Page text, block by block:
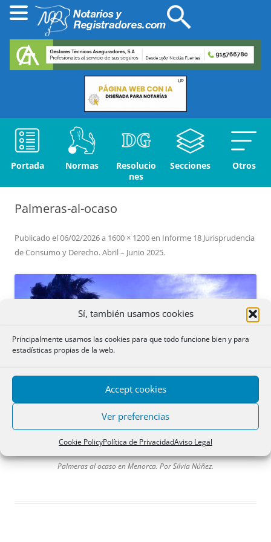
Sí, también usamos cookies
Principalmente usamos las cookies para que todo funcione bien y para
estadísticas propias de la web.
Accept cookies
Ver preferencias
Cookie PolicyPolítica de PrivacidadAviso Legal
Portada Normas
Resolucio
nes
Secciones Otros
Palmeras-al-ocaso
Publicado el06/02/2026a 1600 × 1200en Informe 18 Jurisprudencia
de Consumo y Derecho. Abril – Junio 2025.
Palmeras al ocaso en Menorca. Por Silvia Núñez.